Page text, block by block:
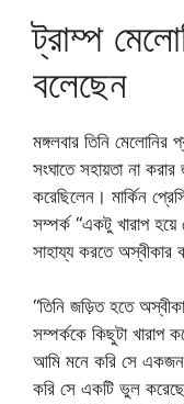
ট্রাম্প
বলেছেন
মঙ্গলবার তিনি মেলোনির
সংঘাতে সহায়তা না
করেছিলেন। মার্কিন
সম্পর্ক “একটু খারাপ হয়ে
সাহায্য করতে অস্বীকার
“তিনি জড়িত হতে
সম্পর্ককে কিছুটা খারাপ
আমি মনে করি সে
করি সে একটি ভুল